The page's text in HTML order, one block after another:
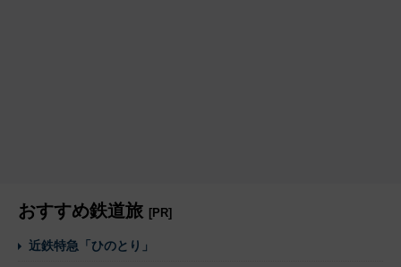
おすすめ鉄道旅 [PR]
近鉄特急「ひのとり」